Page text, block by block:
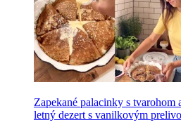
Zapekané palacinky s
letný dezert s vanilkovým